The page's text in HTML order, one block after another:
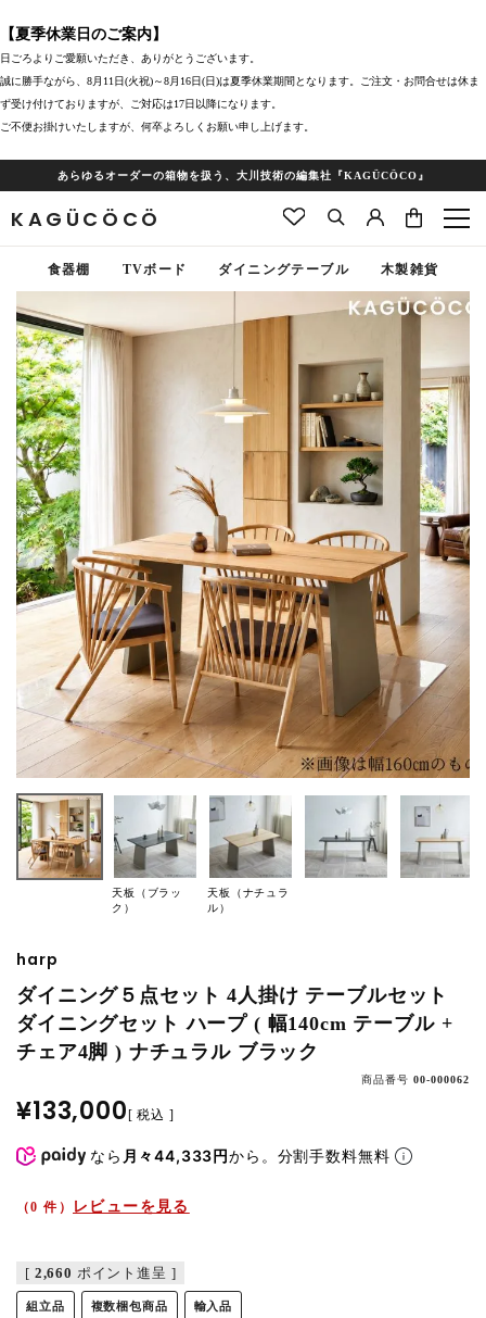
【夏季休業日のご案内】
日ごろよりご愛願いただき、ありがとうございます。
誠に勝手ながら、8月11日(火祝)～8月16日(日)は夏季休業期間となります。ご注文・お問合せは休ま
ず受け付けておりますが、ご対応は17日以降になります。
ご不便お掛けいたしますが、何卒よろしくお願い申し上げます。
あらゆるオーダーの箱物を扱う、大川技術の編集社『KAGÜCÖCO』
KAGÜCÖCÖ
食器棚 TVボード ダイニングテーブル 木製雑貨
天板（ブラッ
ク）
天板（ナチュラ
ル）
harp
ダイニング５点セット 4人掛け テーブルセット
ダイニングセット ハープ ( 幅140cm テーブル +
チェア4脚 ) ナチュラル ブラック
商品番号 00-000062
¥133,000 税込
なら 月々44,333円から。分割手数料無料
（0 件） レビューを見る
[ 2,660 ポイント進呈 ]
組立品 複数梱包商品 輸入品